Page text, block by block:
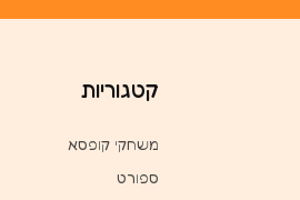
קטגוריות
משחקי קופסא
ספורט